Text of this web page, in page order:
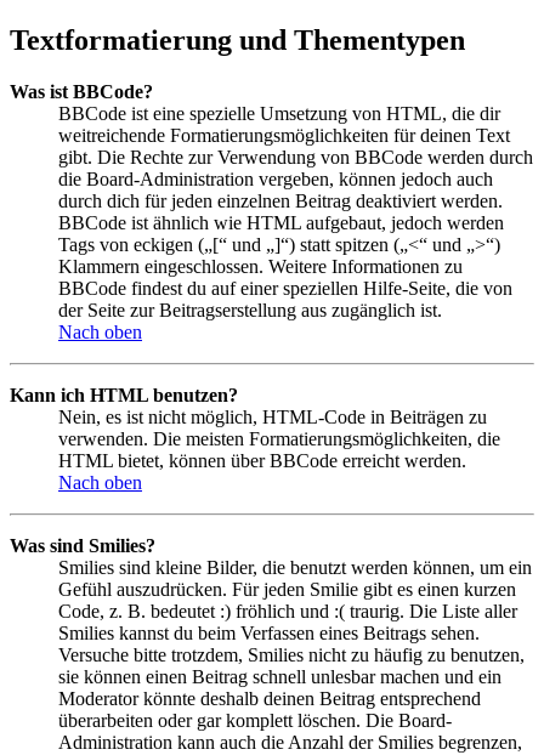
Textformatierung und Thementypen
Was ist BBCode?
BBCode ist eine spezielle Umsetzung von HTML, die dir
weitreichende Formatierungsmöglichkeiten für deinen Text
gibt. Die Rechte zur Verwendung von BBCode werden durch
die Board-Administration vergeben, können jedoch auch
durch dich für jeden einzelnen Beitrag deaktiviert werden.
BBCode ist ähnlich wie HTML aufgebaut, jedoch werden
Tags von eckigen („[“ und „]“) statt spitzen („<“ und „>“)
Klammern eingeschlossen. Weitere Informationen zu
BBCode findest du auf einer speziellen Hilfe-Seite, die von
der Seite zur Beitragserstellung aus zugänglich ist.
Nach oben
Kann ich HTML benutzen?
Nein, es ist nicht möglich, HTML-Code in Beiträgen zu
verwenden. Die meisten Formatierungsmöglichkeiten, die
HTML bietet, können über BBCode erreicht werden.
Nach oben
Was sind Smilies?
Smilies sind kleine Bilder, die benutzt werden können, um ein
Gefühl auszudrücken. Für jeden Smilie gibt es einen kurzen
Code, z. B. bedeutet :) fröhlich und :( traurig. Die Liste aller
Smilies kannst du beim Verfassen eines Beitrags sehen.
Versuche bitte trotzdem, Smilies nicht zu häufig zu benutzen,
sie können einen Beitrag schnell unlesbar machen und ein
Moderator könnte deshalb deinen Beitrag entsprechend
überarbeiten oder gar komplett löschen. Die Board-
Administration kann auch die Anzahl der Smilies begrenzen,